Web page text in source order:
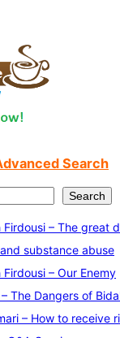
Search
Search
Firdousi – The great
substance abuse
Firdousi – Our Enemy
The Dangers of
– How to receive